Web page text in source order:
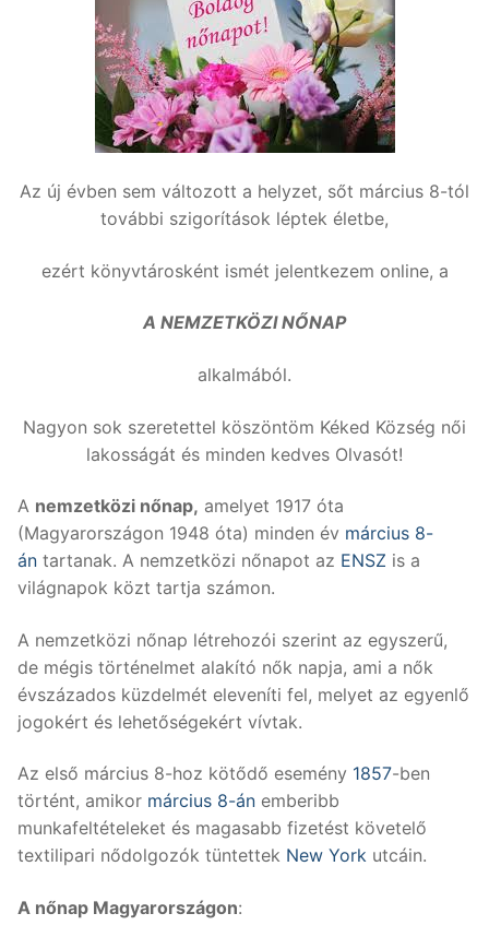
Az új évben sem változott a helyzet, sőt március 8-tól
további szigorítások léptek életbe,
ezért könyvtárosként ismét jelentkezem online, a
A NEMZETKÖZI NŐNAP
alkalmából.
Nagyon sok szeretettel köszöntöm Kéked Község női
lakosságát és minden kedves Olvasót!
A nemzetközi nőnap, amelyet 1917 óta
(Magyarországon 1948 óta) minden év március 8-
án tartanak. A nemzetközi nőnapot az ENSZ is a
világnapok közt tartja számon.
A nemzetközi nőnap létrehozói szerint az egyszerű,
de mégis történelmet alakító nők napja, ami a nők
évszázados küzdelmét eleveníti fel, melyet az egyenlő
jogokért és lehetőségekért vívtak.
Az első március 8-hoz kötődő esemény 1857-ben
történt, amikor március 8-án emberibb
munkafeltételeket és magasabb fizetést követelő
textilipari nődolgozók tüntettek New York utcáin.
A nőnap Magyarországon: